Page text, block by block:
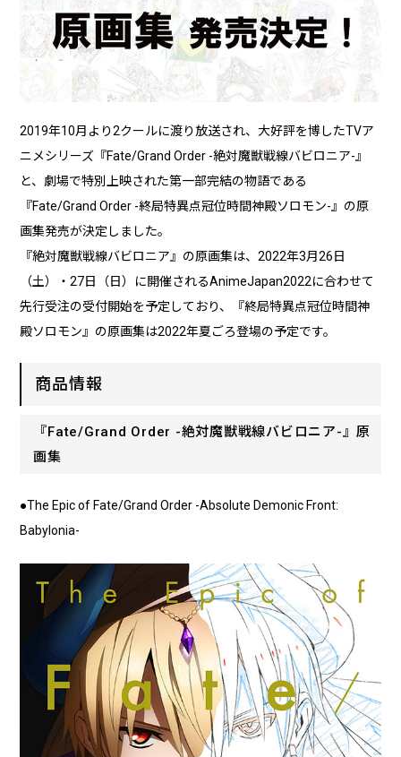
2019年10月より2クールに渡り放送され、大好評を博したTVア
ニメシリーズ『Fate/Grand Order -絶対魔獣戦線バビロニア-』
と、劇場で特別上映された第一部完結の物語である
『Fate/Grand Order -終局特異点冠位時間神殿ソロモン-』の原
画集発売が決定しました。
『絶対魔獣戦線バビロニア』の原画集は、2022年3月26日
（土）・27日（日）に開催されるAnimeJapan2022に合わせて
先行受注の受付開始を予定しており、『終局特異点冠位時間神
殿ソロモン』の原画集は2022年夏ごろ登場の予定です。
商品情報
『Fate/Grand Order -絶対魔獣戦線バビロニア-』原
画集
●The Epic of Fate/Grand Order -Absolute Demonic Front:
Babylonia-